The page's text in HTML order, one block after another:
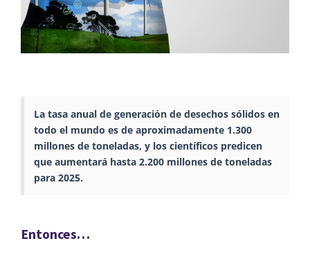
La tasa anual de generación de desechos sólidos en
todo el mundo es de aproximadamente 1.300
millones de toneladas, y los científicos predicen
que aumentará hasta 2.200 millones de toneladas
para 2025.
Entonces…